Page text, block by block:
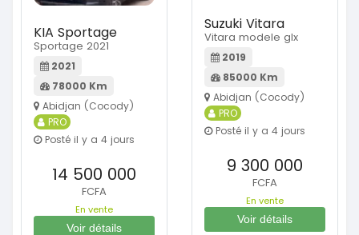
KIA Sportage
Sportage 2021
2021
78000 Km
Abidjan (Cocody)
PRO
Posté il y a 4 jours
14 500 000
FCFA
En vente
Voir détails
Suzuki Vitara
Vitara modele glx
2019
85000 Km
Abidjan (Cocody)
PRO
Posté il y a 4 jours
9 300 000
FCFA
En vente
Voir détails